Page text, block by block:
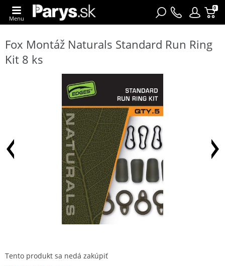
0
Menu
Fox Montáž Naturals Standard Run Ring
Kit 8 ks
Tento produkt sa nedá zakúpiť